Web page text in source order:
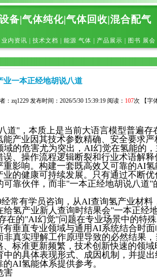
备|气体纯化|气体回收|混合配气
业内资讯 技术文档 能源 气体 产品展示 图书 展会
业一本正经地胡说八道
：zq1229 发布时间：2026/5/30 15:39:19 阅读： 107次 【字
道"，本质上是当前大语言模型普遍存
产业因其技术参数精确、安全要求严
的危害尤为突出，AI幻觉在氢能的
、操作流程逻辑断裂和行业术语解释
影响。构建一套既高效又可靠的AI氢
的健康可持续发展。只有通过不断优
靠伙伴，而非"一本正经地胡说八道"
常有学员咨询，从AI查询氢产业材料
氢产业新人查询时结果会"一本正经
在的"AI幻觉"问题在专业场景中的特殊
垂直专业领域与通用AI系统结合时面
真实理解工作原理导致的必然结果
标准更新频繁，技术创新快速的领域
的具体表现形式、成因机制，并提出
AI氢能体系提供参考。
害